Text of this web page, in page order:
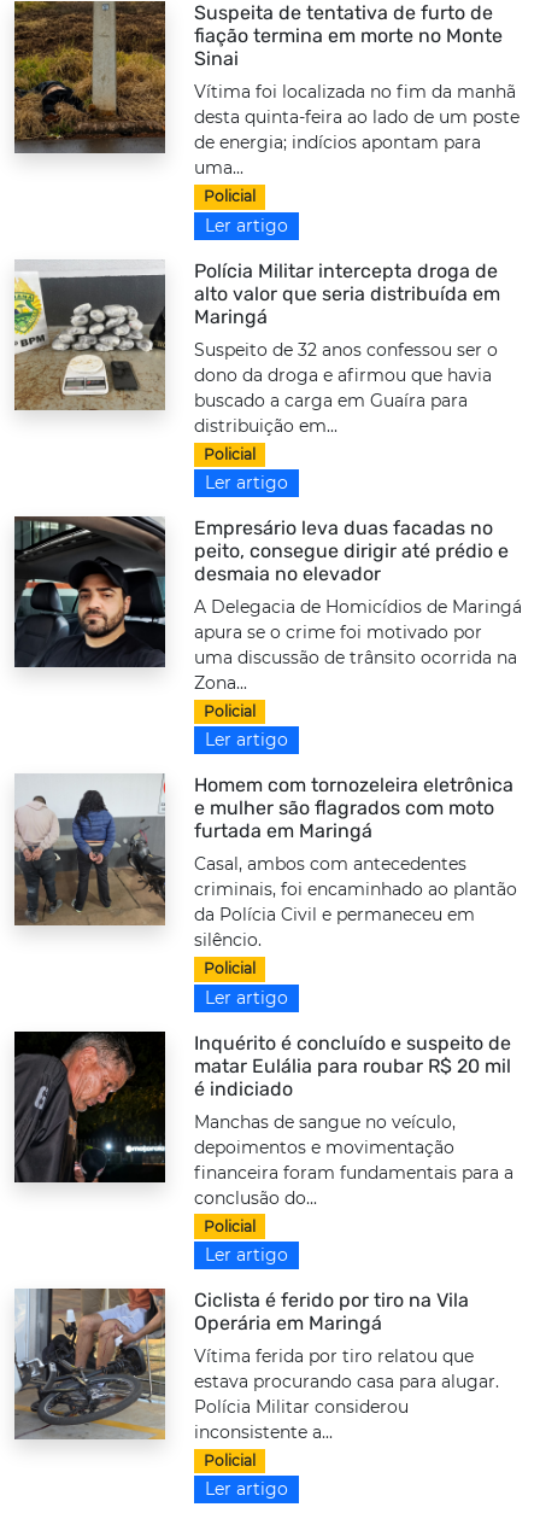
Suspeita de tentativa de furto de
fiação termina em morte no Monte
Sinai
Vítima foi localizada no fim da manhã
desta quinta-feira ao lado de um poste
de energia; indícios apontam para
uma...
Policial
Ler artigo
Polícia Militar intercepta droga de
alto valor que seria distribuída em
Maringá
Suspeito de 32 anos confessou ser o
dono da droga e afirmou que havia
buscado a carga em Guaíra para
distribuição em...
Policial
Ler artigo
Empresário leva duas facadas no
peito, consegue dirigir até prédio e
desmaia no elevador
A Delegacia de Homicídios de Maringá
apura se o crime foi motivado por
uma discussão de trânsito ocorrida na
Zona...
Policial
Ler artigo
Homem com tornozeleira eletrônica
e mulher são flagrados com moto
furtada em Maringá
Casal, ambos com antecedentes
criminais, foi encaminhado ao plantão
da Polícia Civil e permaneceu em
silêncio.
Policial
Ler artigo
Inquérito é concluído e suspeito de
matar Eulália para roubar R$ 20 mil
é indiciado
Manchas de sangue no veículo,
depoimentos e movimentação
financeira foram fundamentais para a
conclusão do...
Policial
Ler artigo
Ciclista é ferido por tiro na Vila
Operária em Maringá
Vítima ferida por tiro relatou que
estava procurando casa para alugar.
Polícia Militar considerou
inconsistente a...
Policial
Ler artigo